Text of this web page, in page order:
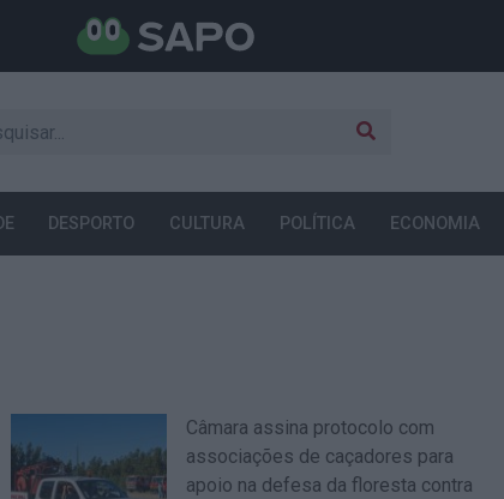
DESPORTO CULTURA POLÍTICA ECONOMIA
Câmara assina protocolo com
associações de caçadores para
apoio na defesa da floresta contra